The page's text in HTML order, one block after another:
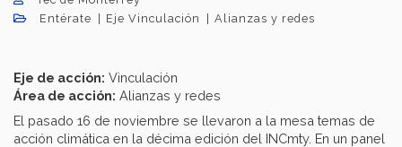
Entérate
Eje Vinculación Alianzas y redes​
Eje de acción: Vinculación
Área de acción: Alianzas y redes
El pasado 16 de noviembre se llevaron a la mesa temas de
acción climática en la décima edición del INCmty. En un panel